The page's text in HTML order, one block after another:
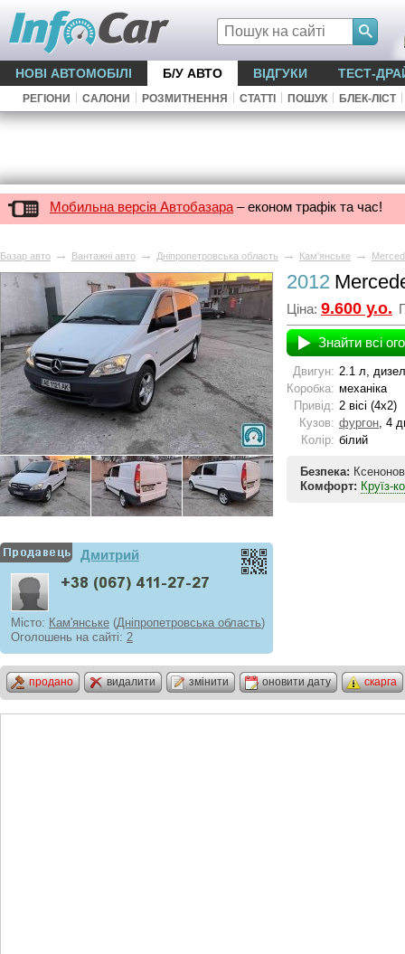
НОВІ АВТОМОБІЛІ Б/У АВТО ВІДГУКИ ТЕСТ-
РЕГІОНИ САЛОНИ РОЗМИТНЕННЯ СТАТТІ ПОШУК БЛЕК-ЛІСТ
Мобильна версія Автобазара – економ трафік та час!
Базар авто → Вантажні авто → Дніпропетровська область → Кам'янське →
Дмитрий
Місто: Кам'янське (Дніпропетровська область)
Оголошень на сайті: 2
2012
Ціна: 9.600 у.о.
Знайти всі
Двигун: 2.1 л,
Коробка: механіка
Привід: 2 вісі (4x2)
Кузов: фургон, 4
Колір: білий
Безпека:
Комфорт: Круїз-
продано видалити змінити оновити дату скарга